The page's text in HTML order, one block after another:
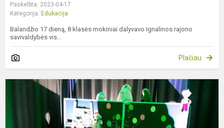
Paskelbta: 2023-04-17
Kategorija: Edukacija
Balandžio 17 dieną, 8 klasės mokiniai dalyvavo Ignalinos rajono
savivaldybės vis...
Plačiau